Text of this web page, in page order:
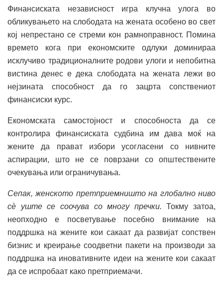
Финансиската независност игра клучна улога во
обликувањето на слободата на жената особено во свет
кој непрестано се стреми кон рамноправност. Помина
времето кога при економските одлуки доминираа
исклучиво традиционалните родови улоги и непобитна
вистина денес е дека слободата на жената лежи во
нејзината способност да го зацрта сопствениот
финансиски курс.
Економската самостојност и способноста да се
контролира финансиската судбина им дава моќ на
жените да прават избори усогласени со нивните
аспирации, што не се поврзани со општествените
очекувања или ограничувања.
Сепак, женското претприемништо на глобално ниво
сè уште се соочува со многу пречки.Токму затоа,
неопходно е посветување посебно внимание на
поддршка на жените кои сакаат да развијат сопствен
бизнис и креирање соодветни пакети на производи за
поддршка на иновативните идеи на жените кои сакаат
да се испробаат како претприемачи.